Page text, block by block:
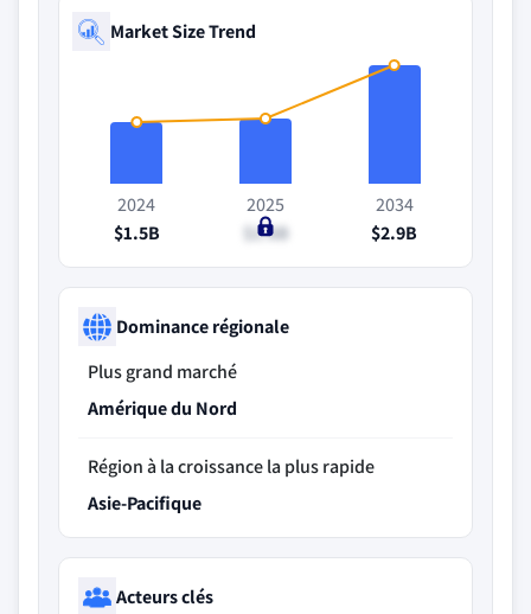
Market Size Trend
2024
$1.5B
2025
$1.6B
2034
$2.9B
Dominance régionale
Plus grand marché
Amérique du Nord
Région à la croissance la plus rapide
Asie-Pacifique
Acteurs clés